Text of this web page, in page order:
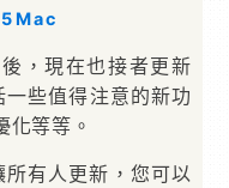
，現在也接者更新
些值得注意的新功
化等等。
有人更新，您可以